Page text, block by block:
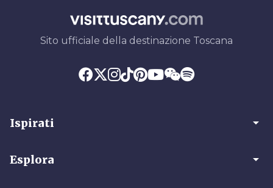
Sito ufficiale della destinazione Toscana
Ispirati arrow_drop_down
Esplora arrow_drop_down